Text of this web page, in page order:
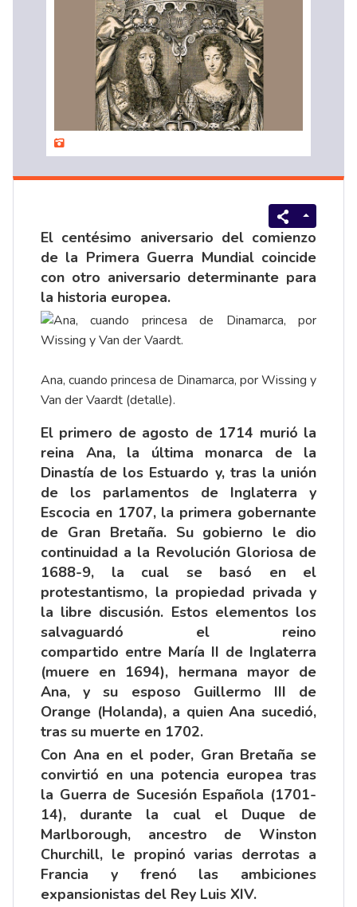
El centésimo aniversario del comienzo
de la Primera Guerra Mundial coincide
con otro aniversario determinante para
la historia europea.
Ana, cuando princesa de Dinamarca, por Wissing y
Van der Vaardt (detalle).
El primero de agosto de 1714 murió la
reina Ana, la última monarca de la
Dinastía de los Estuardo y, tras la unión
de los parlamentos de Inglaterra y
Escocia en 1707, la primera gobernante
de Gran Bretaña. Su gobierno le dio
continuidad a la Revolución Gloriosa de
1688-9, la cual se basó en el
protestantismo, la propiedad privada y
la libre discusión. Estos elementos los
salvaguardó el reino
compartido entre María II de Inglaterra
(muere en 1694), hermana mayor de
Ana, y su esposo Guillermo III de
Orange (Holanda), a quien Ana sucedió,
tras su muerte en 1702.
Con Ana en el poder, Gran Bretaña se
convirtió en una potencia europea tras
la Guerra de Sucesión Española (1701-
14), durante la cual el Duque de
Marlborough, ancestro de Winston
Churchill, le propinó varias derrotas a
Francia y frenó las ambiciones
expansionistas del Rey Luis XIV.